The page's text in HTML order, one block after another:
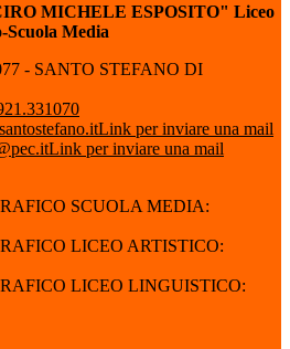
MICHELE ESPOSITO" Liceo
Media
- SANTO STEFANO DI
Link per inviare una mail
Link per inviare una mail
SCUOLA MEDIA:
LICEO ARTISTICO:
LICEO LINGUISTICO: